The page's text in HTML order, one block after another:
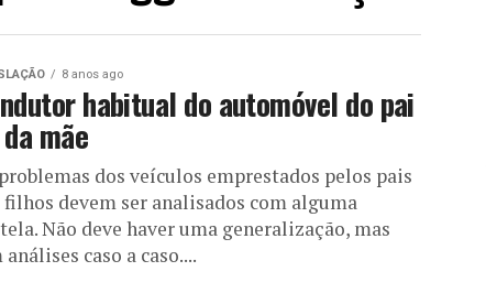
8 anos ago
habitual do automóvel do pai
mãe
dos veículos emprestados pelos pais
filhos devem ser analisados com alguma
Não deve haver uma generalização, mas
análises caso a caso....